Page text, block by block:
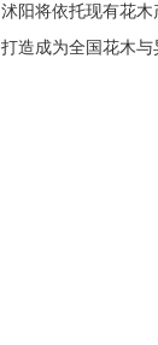
沭阳将依托现有花
打造成为全国花木